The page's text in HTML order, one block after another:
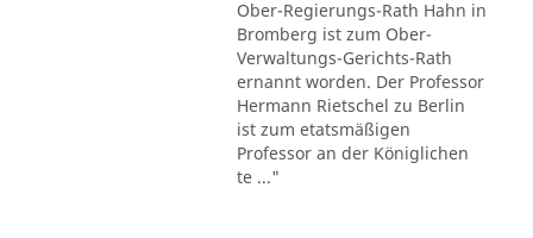
Ober-Regierungs-Rath Hahn in
Bromberg ist zum Ober-
Verwaltungs-Gerichts-Rath
ernannt worden. Der Professor
Hermann Rietschel zu Berlin
ist zum etatsmäßigen
Professor an der Königlichen
te ..."